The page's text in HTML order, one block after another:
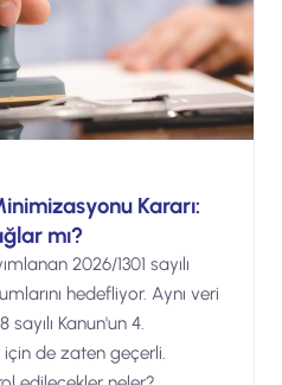
Kararı:
mı?
2026/1301 sayılı
hedefliyor. Aynı veri
Kanun'un 4.
de zaten geçerli.